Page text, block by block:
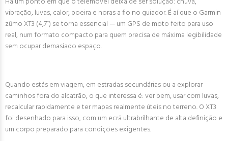
vibração, luvas, calor, poeira e horas a fio no guiador. É aí que o Garmin
zūmo XT3 (4,7”) se torna essencial — um GPS de moto feito para uso
real, num formato compacto para quem precisa de máxima legibilidade
sem ocupar demasiado espaço.
Quando estás em viagem, em estradas secundárias ou a explorar
caminhos fora do alcatrão, o que interessa é: ver bem, usar com luvas,
recalcular rapidamente e ter mapas realmente úteis no terreno. O XT3
foi desenhado para isso, com um ecrã ultrabrilhante de alta definição e
um corpo preparado para condições exigentes.